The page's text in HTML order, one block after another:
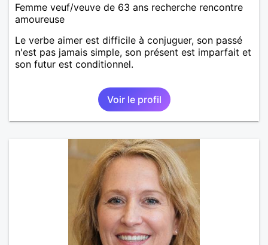
Femme veuf/veuve de 63 ans recherche rencontre
amoureuse
Le verbe aimer est difficile à conjuguer, son passé
n'est pas jamais simple, son présent est imparfait et
son futur est conditionnel.
Voir le profil